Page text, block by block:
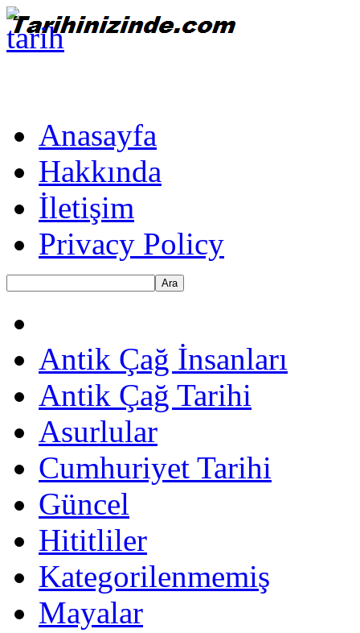
Anasayfa
Hakkında
İletişim
Privacy Policy
Ara
Antik Çağ İnsanları
Antik Çağ Tarihi
Asurlular
Cumhuriyet Tarihi
Güncel
Hititliler
Kategorilenmemiş
Mayalar